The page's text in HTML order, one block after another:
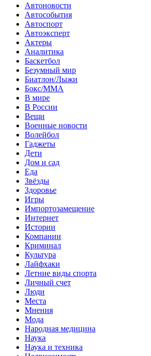
Автоновости
Автособытия
Автоспорт
Автоэксперт
Актеры
Аналитика
Баскетбол
Безумный мир
Биатлон/Лыжи
Бокс/MMA
В мире
В России
Вещи
Военные новости
Волейбол
Гаджеты
Дети
Дом и сад
Еда
Звёзды
Здоровье
Игры
Импортозамещение
Интернет
Истории
Компании
Криминал
Культура
Лайфхаки
Летние виды спорта
Личный счет
Люди
Места
Мнения
Мода
Народная медицина
Наука
Наука и техника